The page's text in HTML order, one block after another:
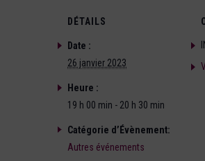
DÉTAILS
Date :
26 janvier 2023
Heure :
19 h 00 min - 20 h 30 min
Catégorie d’Évènement:
Autres événements